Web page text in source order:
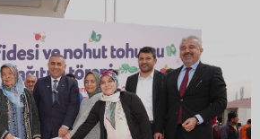
İmamoğlu’nda hijyen ve etiket kontrolü
Mustafa Özkan: "Yüreğir Belediye Başkan
Vekilliği seçimine ilişkin hukuki süreç başlatıldı"